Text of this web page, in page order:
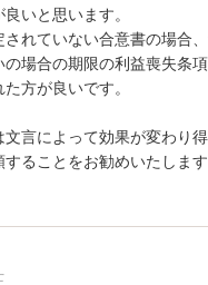
いと思います。
れていない合意書の場合
の場合の期限の利益喪失条
方が良いです。
言によって効果が変わり
ることをお勧めいたします